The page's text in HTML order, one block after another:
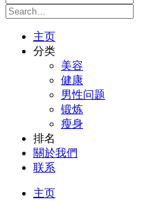
主页
分类
美容
健康
男性问题
锻炼
瘦身
排名
關於我們
联系
主页